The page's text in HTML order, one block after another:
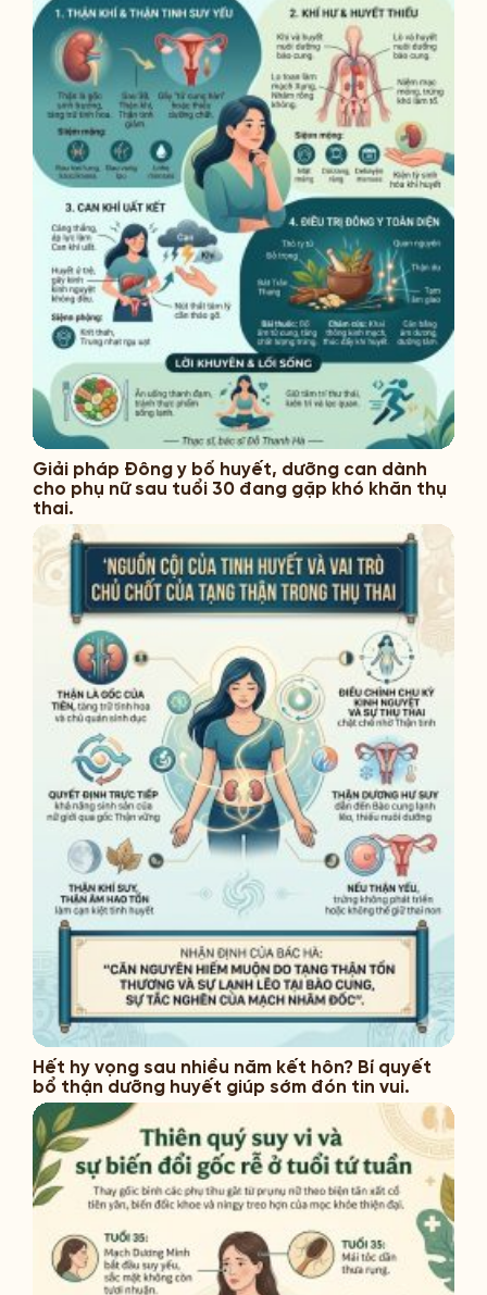
Giải pháp Đông y bổ huyết, dưỡng can dành
cho phụ nữ sau tuổi 30 đang gặp khó khăn thụ
thai.
Hết hy vọng sau nhiều năm kết hôn? Bí quyết
bổ thận dưỡng huyết giúp sớm đón tin vui.